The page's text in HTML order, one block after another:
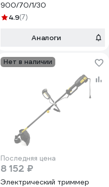
900/70/1/30
4.9(7)
Аналоги
Нет в наличии
Последняя цена
8 152 ₽
Электрический триммер